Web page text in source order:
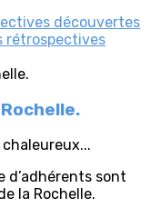
découvertes
rétrospectives
d’adhérents sont
la Rochelle.